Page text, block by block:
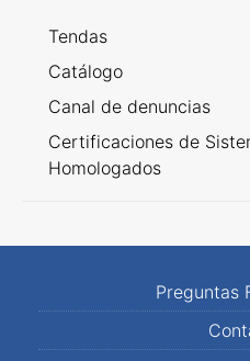
Tendas
Catálogo
Canal de denuncias
Certificaciones de
Homologados
Preguntas